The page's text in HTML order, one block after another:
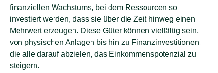
finanziellen Wachstums, bei dem Ressourcen so
investiert werden, dass sie über die Zeit hinweg einen
Mehrwert erzeugen. Diese Güter können vielfältig sein,
von physischen Anlagen bis hin zu Finanzinvestitionen,
die alle darauf abzielen, das Einkommenspotenzial zu
steigern.